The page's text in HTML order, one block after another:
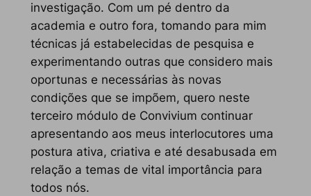
investigação. Com um pé dentro da
academia e outro fora, tomando para mim
técnicas já estabelecidas de pesquisa e
experimentando outras que considero mais
oportunas e necessárias às novas
condições que se impõem, quero neste
terceiro módulo de Convivium continuar
apresentando aos meus interlocutores uma
postura ativa, criativa e até desabusada em
relação a temas de vital importância para
todos nós.